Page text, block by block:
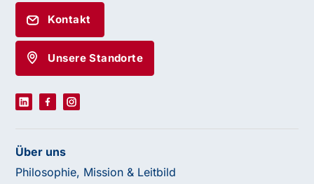
Kontakt
Unsere Standorte
Über uns
Philosophie, Mission & Leitbild